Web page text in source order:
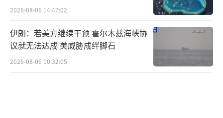
2026-08-06 14:47:02
伊朗：若美方继续干预 霍尔木兹海峡协
议就无法达成 美威胁成绊脚石
2026-08-06 10:32:05